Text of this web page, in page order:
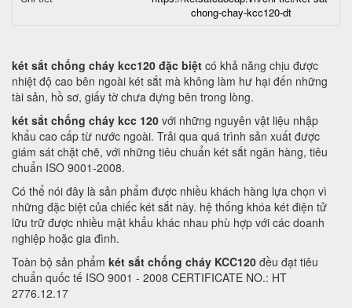
chong-chay-kcc120-dt
két sắt chống cháy kcc120 đặc biệt có khả năng chịu được
nhiệt độ cao bên ngoài két sắt mà không làm hư hại đến những
tài sản, hồ sơ, giấy tờ chưa đựng bên trong lòng.
két sắt chống cháy kcc 120 với những nguyên vật liệu nhập
khẩu cao cấp từ nước ngoài. Trải qua quá trình sản xuất được
giám sát chặt chẽ, với những tiêu chuẩn két sắt ngân hàng, tiêu
chuẩn ISO 9001-2008.
Có thể nói đây là sản phẩm được nhiều khách hàng lựa chọn vì
những đặc biệt của chiếc két sắt này. hệ thống khóa két điện tử
lữu trữ được nhiều mật khẩu khác nhau phù hợp với các doanh
nghiệp hoặc gia đình.
Toàn bộ sản phẩm két sắt chống cháy KCC120 đều đạt tiêu
chuẩn quốc tế ISO 9001 - 2008 CERTIFICATE NO.: HT
2776.12.17